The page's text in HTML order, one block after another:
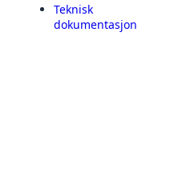
Teknisk
dokumentasjon